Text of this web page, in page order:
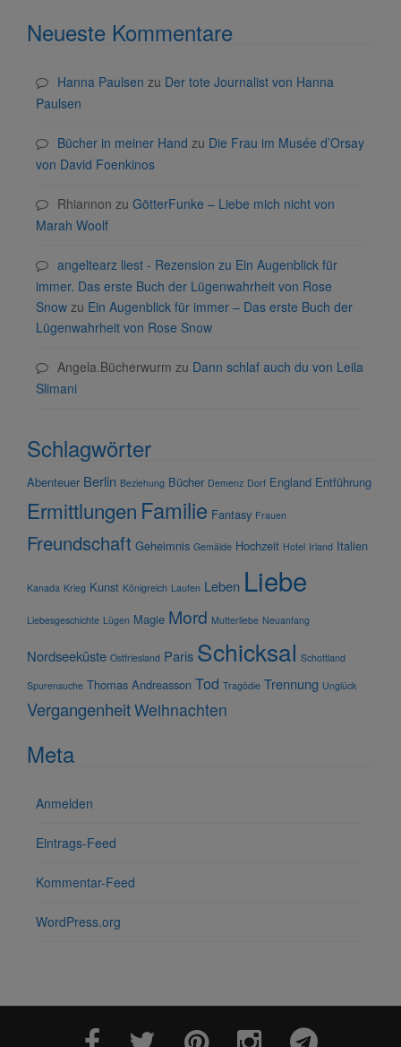
Neueste Kommentare
Hanna Paulsen zu Der tote Journalist von Hanna
Paulsen
Bücher in meiner Hand zu Die Frau im Musée d’Orsay
von David Foenkinos
Rhiannon zu GötterFunke – Liebe mich nicht von
Marah Woolf
angeltearz liest - Rezension zu Ein Augenblick für
immer. Das erste Buch der Lügenwahrheit von Rose
Snow zu Ein Augenblick für immer – Das erste Buch der
Lügenwahrheit von Rose Snow
Angela.Bücherwurm zu Dann schlaf auch du von Leila
Slimani
Schlagwörter
Abenteuer Berlin Beziehung Bücher Demenz Dorf England Entführung
Ermittlungen Familie Fantasy Frauen
Freundschaft Geheimnis Gemälde Hochzeit Hotel Irland Italien
Kanada Krieg Kunst Königreich Laufen Leben Liebe
Liebesgeschichte Lügen Magie Mord Mutterliebe Neuanfang
Nordseeküste Ostfriesland Paris Schicksal Schottland
Spurensuche Thomas Andreasson Tod Tragödie Trennung Unglück
VergangenheitWeihnachten
Meta
Anmelden
Eintrags-Feed
Kommentar-Feed
WordPress.org